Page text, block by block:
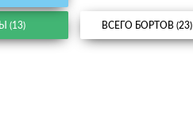
(13) ВСЕГО БОРТОВ (23)